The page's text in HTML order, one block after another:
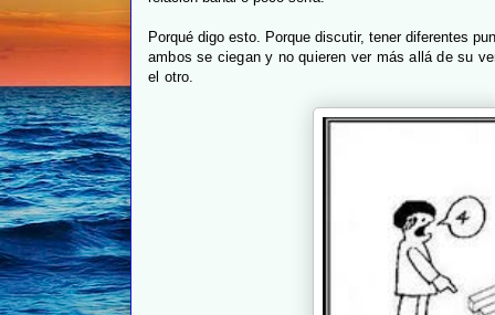
Porqué digo esto. Porque discutir, tener diferentes
ambos se ciegan y no quieren ver más allá de su
el otro.